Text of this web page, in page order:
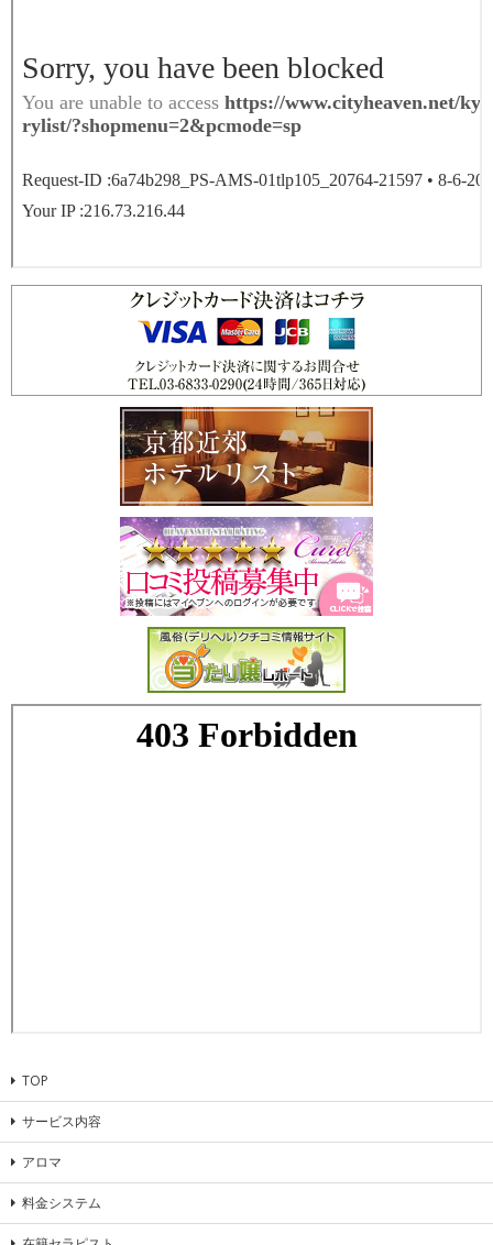
TOP
サービス内容
アロマ
料金システム